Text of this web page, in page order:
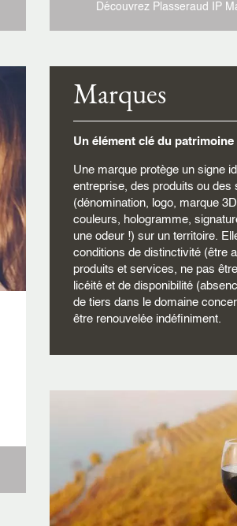
Découvrez Plasseraud IP
Marques
Un élément clé du patrimoine
Une marque protège un signe
entreprise, des produits ou des
(dénomination, logo, marque
couleurs, hologramme,
une odeur !) sur un territoire.
conditions de distinctivité (être
produits et services, ne pas
licéité et de disponibilité
de tiers dans le domaine
être renouvelée indéfiniment.